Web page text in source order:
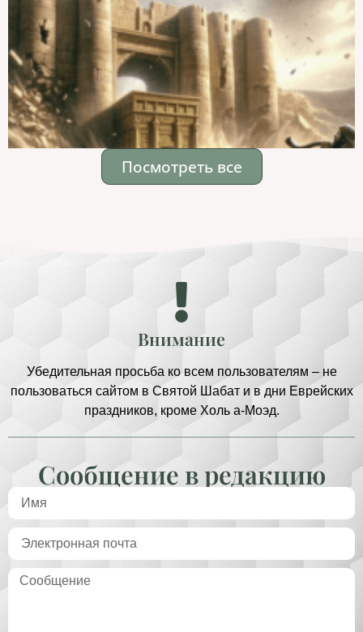
Посмотреть все
Внимание
Убедительная просьба ко всем пользователям – не
пользоваться сайтом в Святой Шабат и в дни Еврейских
праздников, кроме Холь а-Моэд.
Сообщение в редакцию